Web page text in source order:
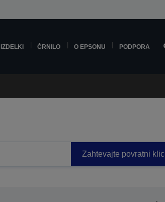
IZDELKI ČRNILO O EPSONU PODPORA
Zahtevajte povratni klic